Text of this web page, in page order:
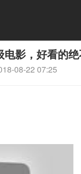
电影，好看的
08-22 07:25